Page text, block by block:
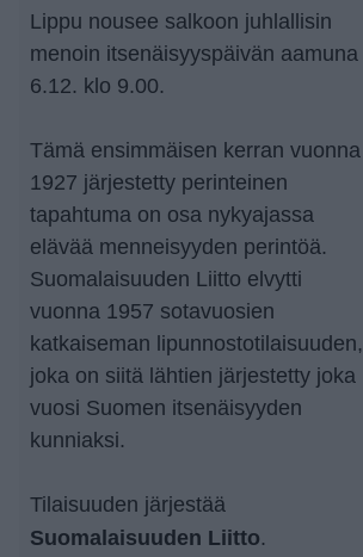
Lippu nousee salkoon juhlallisin
menoin itsenäisyyspäivän aamuna
6.12. klo 9.00.
Tämä ensimmäisen kerran vuonna
1927 järjestetty perinteinen
tapahtuma on osa nykyajassa
elävää menneisyyden perintöä.
Suomalaisuuden Liitto elvytti
vuonna 1957 sotavuosien
katkaiseman lipunnostotilaisuuden,
joka on siitä lähtien järjestetty joka
vuosi Suomen itsenäisyyden
kunniaksi.
Tilaisuuden järjestää
Suomalaisuuden Liitto.